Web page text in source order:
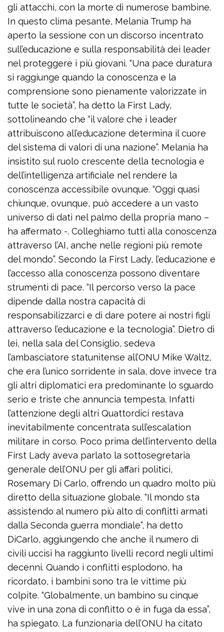
gli attacchi, con la morte di numerose bambine.
In questo clima pesante, Melania Trump ha
aperto la sessione con un discorso incentrato
sull’educazione e sulla responsabilità dei leader
nel proteggere i più giovani. “Una pace duratura
si raggiunge quando la conoscenza e la
comprensione sono pienamente valorizzate in
tutte le società”, ha detto la First Lady,
sottolineando che “il valore che i leader
attribuiscono all’educazione determina il cuore
del sistema di valori di una nazione”. Melania ha
insistito sul ruolo crescente della tecnologia e
dell’intelligenza artificiale nel rendere la
conoscenza accessibile ovunque. “Oggi quasi
chiunque, ovunque, può accedere a un vasto
universo di dati nel palmo della propria mano –
ha affermato -. Colleghiamo tutti alla conoscenza
attraverso l’AI, anche nelle regioni più remote
del mondo”. Secondo la First Lady, l’educazione e
l’accesso alla conoscenza possono diventare
strumenti di pace. “Il percorso verso la pace
dipende dalla nostra capacità di
responsabilizzarci e di dare potere ai nostri figli
attraverso l’educazione e la tecnologia”. Dietro di
lei, nella sala del Consiglio, sedeva
l’ambasciatore statunitense all’ONU Mike Waltz,
che era l’unico sorridente in sala, dove invece tra
gli altri diplomatici era predominante lo sguardo
serio e triste che annuncia tempesta. Infatti
l’attenzione degli altri Quattordici restava
inevitabilmente concentrata sull’escalation
militare in corso. Poco prima dell’intervento della
First Lady aveva parlato la sottosegretaria
generale dell’ONU per gli affari politici,
Rosemary Di Carlo, offrendo un quadro molto più
diretto della situazione globale. “Il mondo sta
assistendo al numero più alto di conflitti armati
dalla Seconda guerra mondiale”, ha detto
DiCarlo, aggiungendo che anche il numero di
civili uccisi ha raggiunto livelli record negli ultimi
decenni. Quando i conflitti esplodono, ha
ricordato, i bambini sono tra le vittime più
colpite. “Globalmente, un bambino su cinque
vive in una zona di conflitto o è in fuga da essa”,
ha spiegato. La funzionaria dell’ONU ha citato